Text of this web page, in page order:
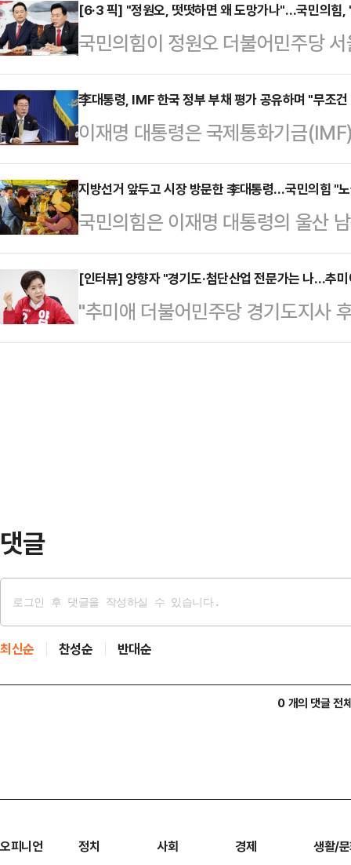
며 "저 한동훈이 민주당 정권의 폭
후보는 15일 페이스북에 "민주당이
같이 적었다.앞서 박지원 의원은
를 분석하며 한동훈 후보를 비롯해
북의 김관영 무소속 후보가 당선될
다.박 의원은 전날 오…
[6·3 픽] "정원오, 떳떳하면 왜 도망가나"…국민의힘,
국민의힘이 정원오 더불어민주당
"유흥업소 여종업원 외박을 요구한
는지 밝혀라"고 촉구했다.당 야당
승수 의원은 15일 성명서를 통해 "
으려 하지 말고, 더 이상 국민을 기
이 말했다.이어 "정 후보의 지난
론보도와 판결문, 양천구의회 속기
안"이라면…
李대통령, IMF 한국 정부 부채 평가 공유하며 "무조
이재명 대통령은 국제통화기금
기사를 언급하며 긴축재정론을 재
(X·구 트위터)에 "무조건 긴축 주장
기사"라며 줄리 코잭 IMF 대변인이
채 위기가 발생할 위험 또한 낮다'
통령은 코잭 대변인의 언급 중 "한
지하고 있다"며 "비록 현재 다소의
재…
지방선거 앞두고 시장 방문한 李대통령…국민의힘 "
국민의힘은 이재명 대통령의 울산
을 두고 "노골적인 선거운동"이라
선거대책위원장은 15일 페이스북
K-조선 간담회를 마치고 울산 남목
새마을운동중앙회 간담회를 마치
[인터뷰] 양향자 "경기도·첨단산업 전문가는 나…추
"추미애 더불어민주당 경기도지사
산업에 대해서는 문외한이다. 나는
댓글
최신순 찬성순 반대순
0 개의 댓글 전
오피니언 정치 사회 경제 생활/